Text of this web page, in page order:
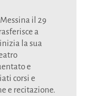
il 29
a
la sua
e
corsi e
e recitazione.